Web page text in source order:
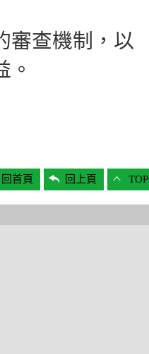
審查機制，以
。
回首頁 回上頁 TOP